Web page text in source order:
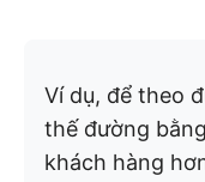
Ví dụ, để theo
thế đường
khách hàng